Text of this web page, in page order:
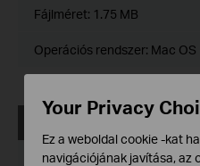
Fájlméret: 1.75 MB
Operációs rendszer: Mac
Kiadás dátuma:2018-10-29
Your Privacy
Ez a weboldal cookie -kat
navigációjának javítása, az